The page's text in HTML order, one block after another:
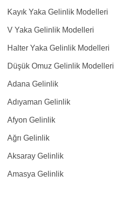
Kayık Yaka Gelinlik Modelleri
V Yaka Gelinlik Modelleri
Halter Yaka Gelinlik Modelleri
Düşük Omuz Gelinlik Modelleri
Adana Gelinlik
Adıyaman Gelinlik
Afyon Gelinlik
Ağrı Gelinlik
Aksaray Gelinlik
Amasya Gelinlik